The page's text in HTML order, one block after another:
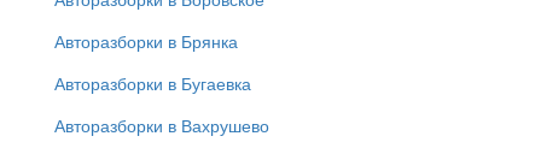
Авторазборки в Брянка
Авторазборки в Бугаевка
Авторазборки в Вахрушево